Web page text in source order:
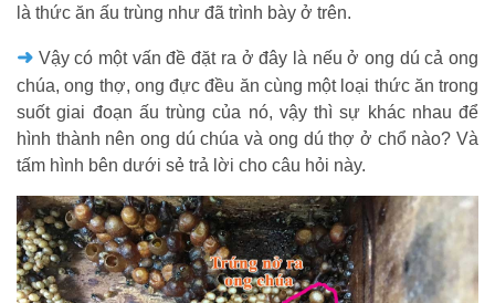
là thức ăn ấu trùng như đã trình bày ở trên.
➜ Vậy có một vấn đề đặt ra ở đây là nếu ở ong dú cả ong
chúa, ong thợ, ong đực đều ăn cùng một loại thức ăn trong
suốt giai đoạn ấu trùng của nó, vậy thì sự khác nhau để
hình thành nên ong dú chúa và ong dú thợ ở chổ nào? Và
tấm hình bên dưới sẻ trả lời cho câu hỏi này.